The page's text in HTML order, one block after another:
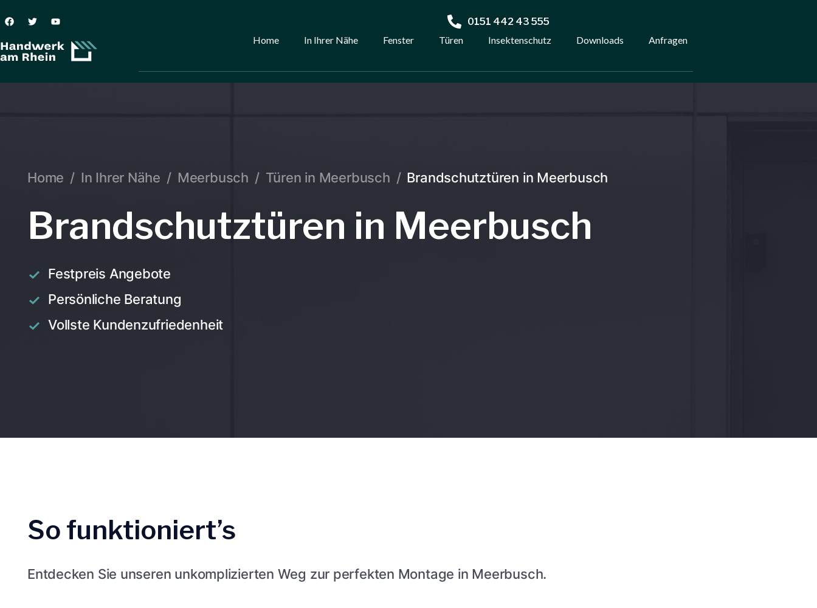
0151 442 43 555
Home
In Ihrer Nähe Fenster Türen Insektenschutz Downloads Anfragen
Home / In Ihrer Nähe / Meerbusch / Türen in Meerbusch / Brandschutztüren in Meerbusch
Brandschutztüren in Meerbusch
Festpreis Angebote
Persönliche Beratung
Vollste Kundenzufriedenheit
So funktioniert’s
Entdecken Sie unseren unkomplizierten Weg zur perfekten Montage in Meerbusch.